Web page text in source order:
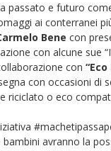
passato e futuro
ai conterranei
Bene con
con alcune sue
con
con occasioni di
riciclato o eco
avranno la